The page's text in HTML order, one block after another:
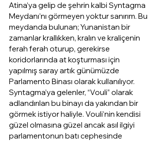
Atina’ya gelip de şehrin kalbi Syntagma
Meydanı’nı görmeyen yoktur sanırım. Bu
meydanda bulunan; Yunanistan bir
zamanlar krallıkken, kralın ve kraliçenin
ferah ferah oturup, gerekirse
koridorlarında at koşturması için
yapılmış saray artık günümüzde
Parlamento Binası olarak kullanılıyor.
Syntagma’ya gelenler, “Vouli” olarak
adlandırılan bu binayı da yakından bir
görmek istiyor haliyle. Vouli’nin kendisi
güzel olmasına güzel ancak asıl ilgiyi
parlamentonun batı cephesinde